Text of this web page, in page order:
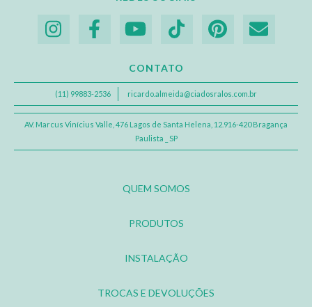
CONTATO
(11) 99883-2536 ricardo.almeida@ciadosralos.com.br
AV. Marcus Vinícius Valle, 476 Lagos de Santa Helena, 12.916-420 Bragança
Paulista _ SP
QUEM SOMOS
PRODUTOS
INSTALAÇÃO
TROCAS E DEVOLUÇÕES